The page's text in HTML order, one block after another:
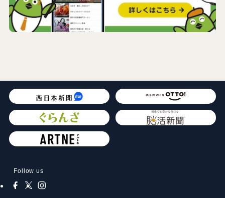
Follow us